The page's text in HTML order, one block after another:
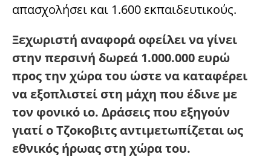
απασχολήσει και 1.600 εκπαιδευτικούς.
Ξεχωριστή αναφορά οφείλει να γίνει
στην περσινή δωρεά 1.000.000 ευρώ
προς την χώρα του ώστε να καταφέρει
να εξοπλιστεί στη μάχη που έδινε με
τον φονικό ιο. Δράσεις που εξηγούν
γιατί ο Τζοκοβιτς αντιμετωπίζεται ως
εθνικός ήρωας στη χώρα του.